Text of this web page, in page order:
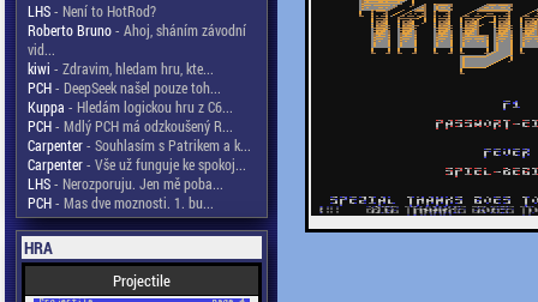
LHS- Není to HotRod?
Roberto Bruno- Ahoj, sháním závodní
vid...
kiwi - Zdravim, hledam hru, kte...
PCH- DeepSeek našel pouze toh...
Kuppa - Hledám logickou hru z C6...
PCH- Mdlý PCH má odzkoušený R...
Carpenter- Souhlasím s Patrikem a k...
Carpenter- Vše už funguje ke spokoj...
LHS- Nerozporuju. Jen mě poba...
PCH- Mas dve moznosti. 1. bu...
HRA
Projectile